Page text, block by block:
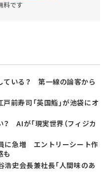
料です
ている？ 第一線の論客から
前寿司「英国鮨」が池袋にオ
AIが「現実世界（フィジカ
に急増 エントリーシート作
も
史会長兼社長「人間味のあ